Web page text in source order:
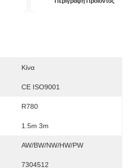
Κίνα
CE ISO9001
R780
1.5m 3m
AW/BW/NW/HW/PW
7304512